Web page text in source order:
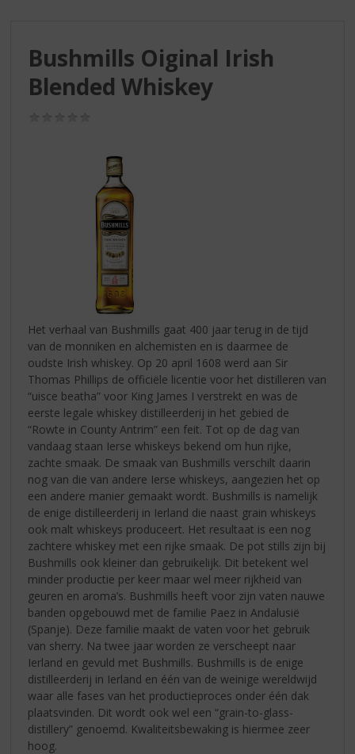
Bushmills Oiginal Irish
Blended Whiskey
Het verhaal van Bushmills gaat 400 jaar terug in de tijd
van de monniken en alchemisten en is daarmee de
oudste Irish whiskey. Op 20 april 1608 werd aan Sir
Thomas Phillips de officiële licentie voor het distilleren van
“uisce beatha” voor King James I verstrekt en was de
eerste legale whiskey distilleerderij in het gebied de
“Rowte in County Antrim” een feit. Tot op de dag van
vandaag staan Ierse whiskeys bekend om hun rijke,
zachte smaak. De smaak van Bushmills verschilt daarin
nog van die van andere Ierse whiskeys, aangezien het op
een andere manier gemaakt wordt. Bushmills is namelijk
de enige distilleerderij in Ierland die naast grain whiskeys
ook malt whiskeys produceert. Het resultaat is een nog
zachtere whiskey met een rijke smaak. De pot stills zijn bij
Bushmills ook kleiner dan gebruikelijk. Dit betekent wel
minder productie per keer maar wel meer rijkheid van
geuren en aroma’s. Bushmills heeft voor zijn vaten nauwe
banden opgebouwd met de familie Paez in Andalusië
(Spanje). Deze familie maakt de vaten voor het gebruik
van sherry. Na twee jaar worden ze verscheept naar
Ierland en gevuld met Bushmills. Bushmills is de enige
distilleerderij in Ierland en één van de weinige wereldwijd
waar alle fases van het productieproces onder één dak
plaatsvinden. Dit wordt ook wel een “grain-to-glass-
distillery” genoemd. Kwaliteitsbewaking is hiermee zeer
hoog.